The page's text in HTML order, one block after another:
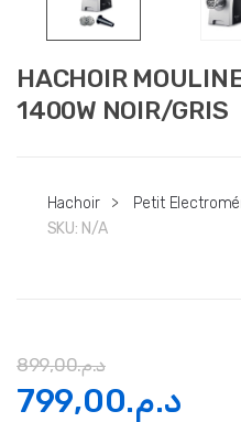
HACHOIR
1400W NOIR/GRIS
Hachoir > Petit
SKU: N/A
د.م.899,00
Le
د.م.799,00